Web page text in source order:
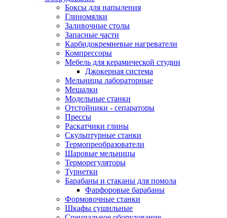
Боксы для напыления
Глиномялки
Заливочные столы
Запасные части
Карбидокремневые нагреватели
Компрессоры
Мебель для керамической студии
Джокерная система
Мельницы лабораторные
Мешалки
Модельные станки
Отстойники - сепараторы
Прессы
Раскатчики глины
Скульптурные станки
Термопреобразователи
Шаровые мельницы
Терморегуляторы
Турнетки
Барабаны и стаканы для помола
Фарфоровые барабаны
Формовочные станки
Шкафы сушильные